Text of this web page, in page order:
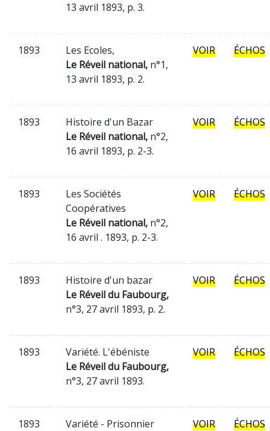
13 avril 1893, p. 3.
1893
Les Ecoles,
Le Réveil national, n°1,
13 avril 1893, p. 2.
VOIR ÉCHOS
1893
Histoire d'un Bazar
Le Réveil national, n°2,
16 avril 1893, p. 2-3.
VOIR ÉCHOS
1893
Les Sociétés
Coopératives
Le Réveil national, n°2,
16 avril . 1893, p. 2-3.
VOIR ÉCHOS
1893
Histoire d'un bazar
Le Réveil du Faubourg,
n°3, 27 avril 1893, p. 2.
VOIR ÉCHOS
1893
Variété. L'ébéniste
Le Réveil du Faubourg,
n°3, 27 avril 1893.
VOIR ÉCHOS
1893
Variété - Prisonnier
VOIR ÉCHOS